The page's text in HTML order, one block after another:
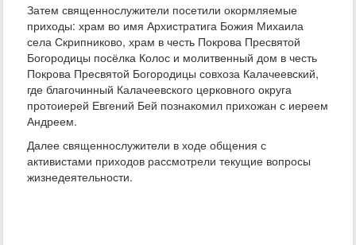
Затем священнослужители посетили окормляемые
приходы: храм во имя Архистратига Божия Михаила
села Скрипниково, храм в честь Покрова Пресвятой
Богородицы посёлка Колос и молитвенный дом в честь
Покрова Пресвятой Богородицы совхоза Калачеевский,
где благочинный Калачеевского церковного округа
протоиерей Евгений Бей познакомил прихожан с иереем
Андреем.
Далее священнослужители в ходе общения с
активистами приходов рассмотрели текущие вопросы
жизнедеятельности.